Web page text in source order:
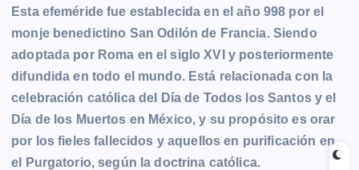
Esta efeméride fue establecida en el año 998 por el
monje benedictino San Odilón de Francia. Siendo
adoptada por Roma en el siglo XVI y posteriormente
difundida en todo el mundo. Está relacionada con la
celebración católica del Día de Todos los Santos y el
Día de los Muertos en México, y su propósito es orar
por los fieles fallecidos y aquellos en purificación en
el Purgatorio, según la doctrina católica.